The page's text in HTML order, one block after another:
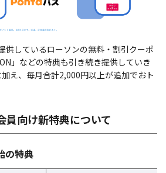
供しているローソンの無料・割引クーポ
」などの特典も引き続き提供していき
え、毎月合計2,000円以上が追加でおト
向け新特典について
の特典